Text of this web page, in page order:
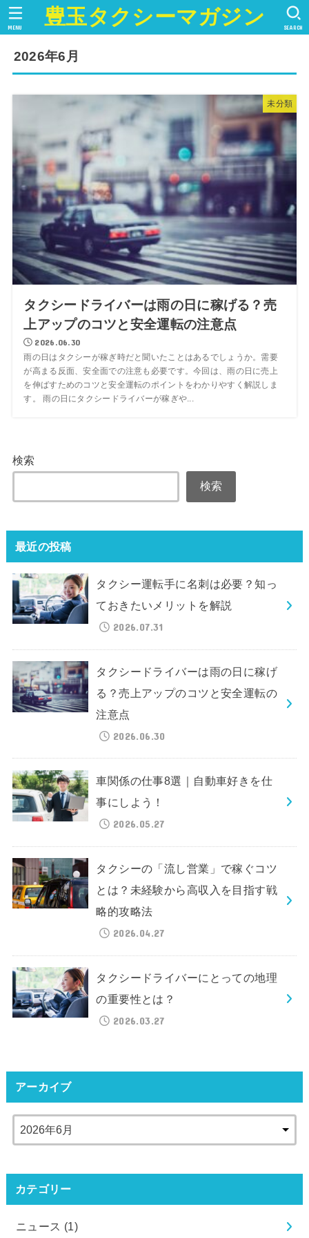
豊玉タクシーマガジン SEARCH
MENU
2026年6月
未分類
タクシードライバーは雨の日に稼げる？売
上アップのコツと安全運転の注意点
2026.06.30
雨の日はタクシーが稼ぎ時だと聞いたことはあるでしょうか。需要
が高まる反面、安全面での注意も必要です。今回は、雨の日に売上
を伸ばすためのコツと安全運転のポイントをわかりやすく解説しま
す。 雨の日にタクシードライバーが稼ぎや...
検索
検索
最近の投稿
タクシー運転手に名刺は必要？知っ
ておきたいメリットを解説
2026.07.31
タクシードライバーは雨の日に稼げ
る？売上アップのコツと安全運転の
注意点
2026.06.30
車関係の仕事8選｜自動車好きを仕
事にしよう！
2026.05.27
タクシーの「流し営業」で稼ぐコツ
とは？未経験から高収入を目指す戦
略的攻略法
2026.04.27
タクシードライバーにとっての地理
の重要性とは？
2026.03.27
アーカイブ
カテゴリー
ニュース (1)